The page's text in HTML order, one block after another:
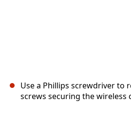
Use a Phillips screwdriver to
screws securing the wireless